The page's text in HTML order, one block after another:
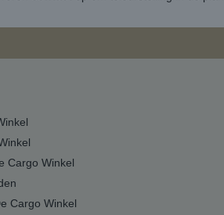
Cargo Winkel
Cargo Winkel